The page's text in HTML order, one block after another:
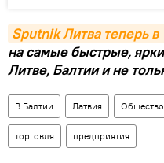
Sputnik Литва теперь в
на самые быстрые,
Литве, Балтии и не
В Балтии Латвия Общество
торговля предприятия